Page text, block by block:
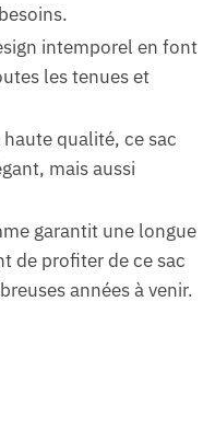
intemporel en font
les tenues et
qualité, ce sac
mais aussi
garantit une longue
de profiter de ce sac
années à venir.